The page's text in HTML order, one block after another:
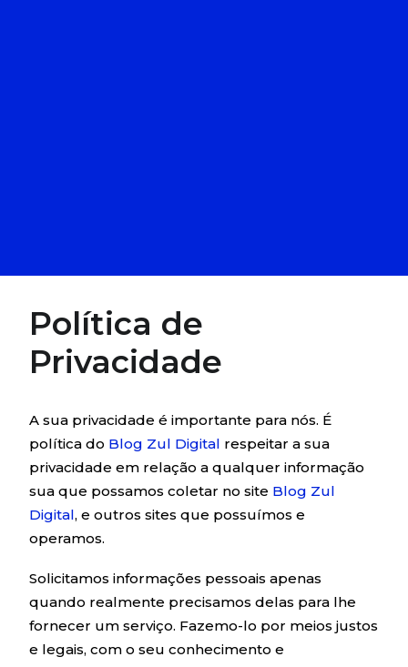
Política de
Privacidade
A sua privacidade é importante para nós. É
política do Blog Zul Digital respeitar a sua
privacidade em relação a qualquer informação
sua que possamos coletar no site Blog Zul
Digital, e outros sites que possuímos e
operamos.
Solicitamos informações pessoais apenas
quando realmente precisamos delas para lhe
fornecer um serviço. Fazemo-lo por meios justos
e legais, com o seu conhecimento e